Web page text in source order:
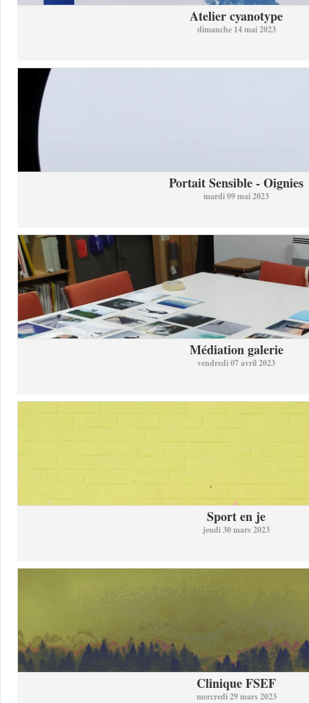
Atelier cyanotype
dimanche 14 mai 2023
Portait Sensible - Oignies
mardi 09 mai 2023
Médiation galerie
vendredi 07 avril 2023
Sport en je
jeudi 30 mars 2023
Clinique FSEF
mercredi 29 mars 2023